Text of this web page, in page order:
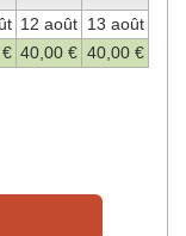
12 août 13 août
€ 40,00 € 40,00€